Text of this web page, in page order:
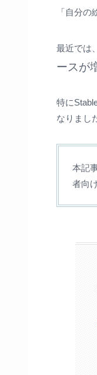
「自分
最近では、
ースが
特に
なりまし
本記
者向